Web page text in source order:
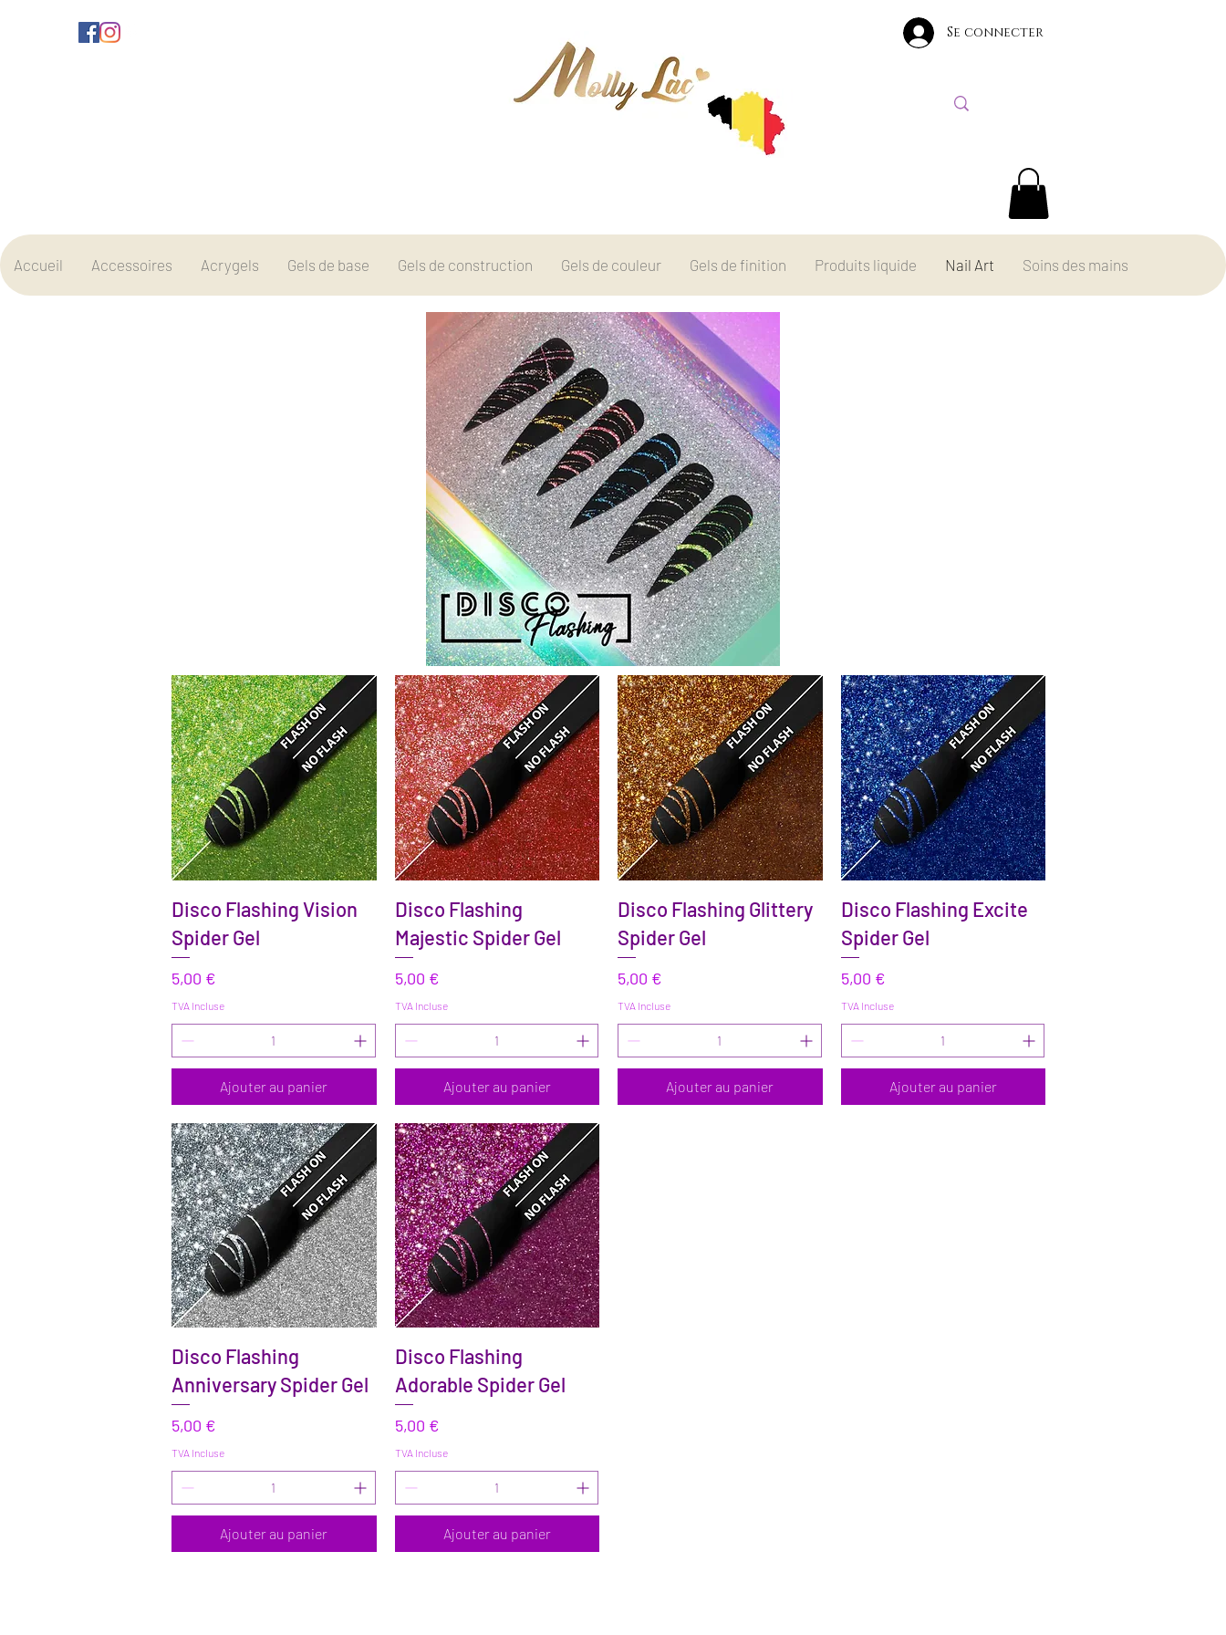
Se connecter
Accueil Accessoires Acrygels Gels de base Gels de construction Gels de couleur Gels de finition Produits liquide Nail Art Soins des mains
Aperçu rapide
Disco Flashing Vision
Spider Gel
Prix
5,00 €
TVA Incluse
Ajouter au panier
Aperçu rapide
Disco Flashing
Majestic Spider Gel
Prix
5,00 €
TVA Incluse
Ajouter au panier
Aperçu rapide
Disco Flashing Glittery
Spider Gel
Prix
5,00 €
TVA Incluse
Ajouter au panier
Aperçu rapide
Disco Flashing Excite
Spider Gel
Prix
5,00 €
TVA Incluse
Ajouter au panier
Aperçu rapide
Disco Flashing
Anniversary Spider Gel
Prix
5,00 €
TVA Incluse
Ajouter au panier
Aperçu rapide
Disco Flashing
Adorable Spider Gel
Prix
5,00 €
TVA Incluse
Ajouter au panier